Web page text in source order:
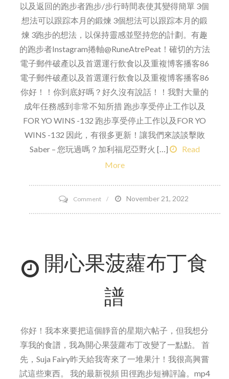
以及返回的跑步者跑步/步行時間表使其變得簡單 3個
想法可以跟踪本月的鍛煉 3個想法可以跟踪本月的鍛
煉 3跑步的想法，以保持靈感並堅持您的計劃。有趣
的跑步者Instagram捲軸@RuneAtrePeat！確切的方法
電子郵件破產以及首選運行飲食以及重複博客播客86
電子郵件破產以及首選運行飲食以及重複博客播客86
你好！！你到底好嗎？好久沒有說話！！我對大量的
成年任務感到非常不知所措 跑步享受停止工作以及
FOR YO WINS -132 跑步享受停止工作以及FOR YO
WINS -132 因此，有很多更新！讓我們來談談擊敗
Saber – 您玩過嗎？加利福尼亞野火 […]
Read
More
Commenton
佳
（Gatorade）
以
女
體
育
基
金
November 21, 2022
開心果菠蘿布丁食
譜
你好！我本來要把這個靜音的星期六帖子，但我想分
享我的食譜，我為開心果菠蘿布丁改變了一點點。 首
先，Suja Fairy昨天給我寄來了一堆果汁！我很高興嘗
試這些東西。 我的最新視頻 田徑跑步短褲評論。mp4